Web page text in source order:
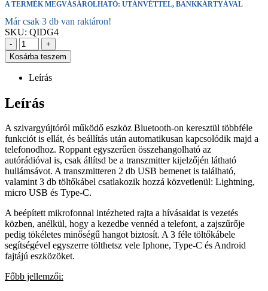
A TERMÉK MEGVÁSÁROLHATÓ: UTÁNVÉTTEL, BANKKÁRTYÁVAL
Már csak 3 db van raktáron!
SKU: QIDG4
-
+
Kosárba teszem
Leírás
Leírás
A szivargyújtóról működő eszköz Bluetooth-on keresztül többféle
funkciót is ellát, és beállítás után automatikusan kapcsolódik majd a
telefonodhoz. Roppant egyszerűen összehangolható az
autórádióval is, csak állítsd be a transzmitter kijelzőjén látható
hullámsávot. A transzmitteren 2 db USB bemenet is található,
valamint 3 db töltőkábel csatlakozik hozzá közvetlenül: Lightning,
micro USB és Type-C.
A beépített mikrofonnal intézheted rajta a hívásaidat is vezetés
közben, anélkül, hogy a kezedbe vennéd a telefont, a zajszűrője
pedig tökéletes minőségű hangot biztosít. A 3 féle töltőkábele
segítségével egyszerre tölthetsz vele Iphone, Type-C és Android
fajtájú eszközöket.
Főbb jellemzői: